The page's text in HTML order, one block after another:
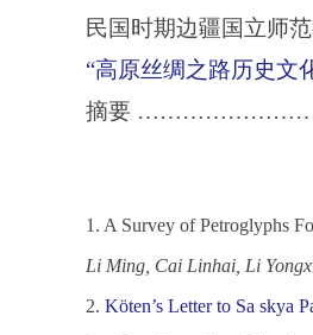
民国时期边疆国立师
“高原丝绸之路历史文
摘要
1. A Survey of Petroglyphs
Li Ming, Cai Linhai, Li
2. Köten’s Letter to Sa skya